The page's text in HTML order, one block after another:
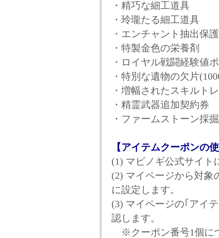
・精巧な細工道具
・玲瓏たる細工道具
・エンチャント抽出保
・特製金色の栄養剤
・ロイヤル戦闘経験値
・特別な遺物の欠片
・増幅されたスキルト
・精霊武器追加契約券
・ファームストーン採
【アイテムクーポンの
(1) マビノギ公式サイト
(2) マイページから対象
に設定します。
(3) マイページの｢アイ
認します。
※クーポン番号1個に